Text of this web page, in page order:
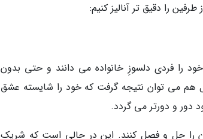
را دقیق تر آنالیز کنیم:
را فردی دلسوزِ خانواده می دانند و حتی بدون
هم می توان نتیجه گرفت که خود را شایسته عشق
دور و دورتر می گردد.
را حل و فصل کنند. این در حالی است که شریک